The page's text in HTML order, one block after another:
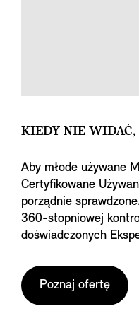
KIEDY NIE WIDAĆ,
Aby młode używane
Certyfikowane
porządnie
360-stopniowej
doświadczonych
Poznaj ofertę